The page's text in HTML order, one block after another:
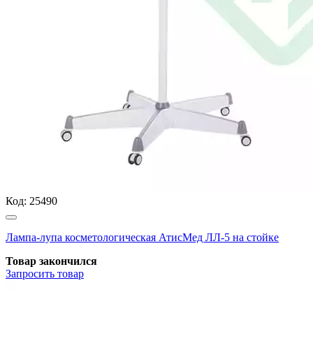
Код: 25490
Лампа-лупа косметологическая АтисМед ЛЛ-5 на стойке
Товар закончился
Запросить товар